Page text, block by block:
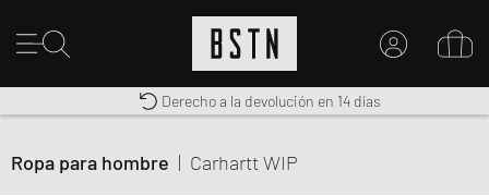
MI CUENTA
Envío gratuito a España desde € 100
Premium Sportswear
Derecho a la devolución en 14 días
Ropa para hombre | Carhartt WIP